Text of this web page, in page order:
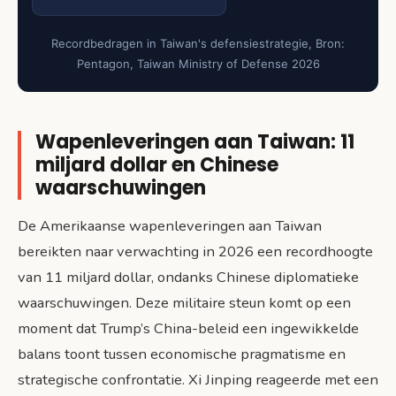
Recordbedragen in Taiwan's defensiestrategie, Bron:
Pentagon, Taiwan Ministry of Defense 2026
Wapenleveringen aan Taiwan: 11
miljard dollar en Chinese
waarschuwingen
De Amerikaanse wapenleveringen aan Taiwan
bereikten naar verwachting in 2026 een recordhoogte
van 11 miljard dollar, ondanks Chinese diplomatieke
waarschuwingen. Deze militaire steun komt op een
moment dat Trump’s China-beleid een ingewikkelde
balans toont tussen economische pragmatisme en
strategische confrontatie. Xi Jinping reageerde met een